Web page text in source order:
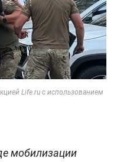
Life.ru с использованием
мобилизации